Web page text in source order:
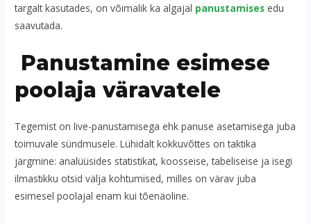
targalt kasutades, on võimalik ka algajal panustamises edu
saavutada.
Panustamine esimese
poolaja väravatele
Tegemist on live-panustamisega ehk panuse asetamisega juba
toimuvale sündmusele. Lühidalt kokkuvõttes on taktika
järgmine: analüüsides statistikat, koosseise, tabeliseise ja isegi
ilmastikku otsid välja kohtumised, milles on värav juba
esimesel poolajal enam kui tõenäoline.